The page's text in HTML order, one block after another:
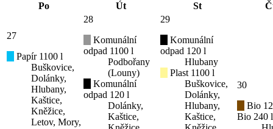
Po
Út St
27
Papír 1100 l
Buškovice,
Dolánky,
Hlubany,
Kaštice,
Kněžice,
Letov, Mory,
28
Komunální
odpad 1100 l
Podbořany
(Louny)
Komunální
odpad 120 l
Dolánky,
Kaštice,
29
Komunální
odpad 120 l
Hlubany
Plast 1100 l
Buškovice,
Dolánky,
Hlubany,
Kaštice,
30
Bio
Bio 240 l